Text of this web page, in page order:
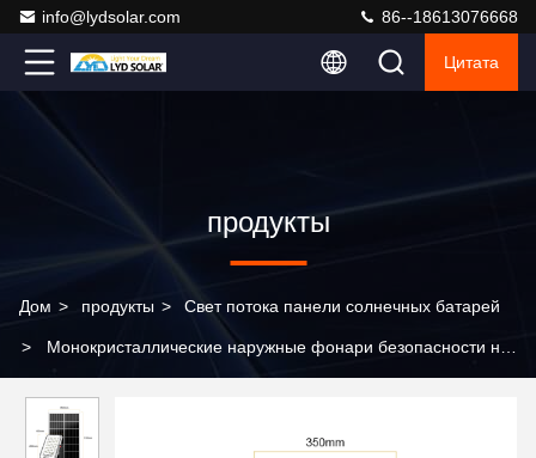
info@lydsolar.com 86--18613076668
Цитата
продукты
Дом > продукты > Свет потока панели солнечных батарей
> Монокристаллические наружные фонари безопасности на